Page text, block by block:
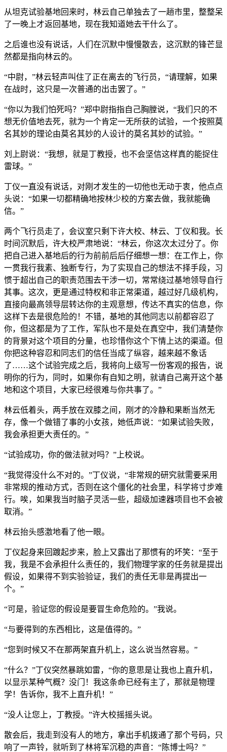
从坦克试验基地回来时，林云自己单独去了一趟市里，整整呆
了一晚上才返回基地，现在我知道她去干什么了。
之后谁也没有说话，人们在沉默中慢慢散去，这沉默的锋芒显
然都是指向林云的。
“中尉，”林云轻声叫住了正在离去的飞行员，“请理解，如果
在战时，这只是一次普通的出击罢了。”
“你以为我们怕死吗？”郑中尉指指自己胸膛说，“我们只的不
想无价值地去死，就为一个肯定一无所获的试验，一个按照莫
名其妙的理论由莫名其妙的人设计的莫名其妙的试验。”
刘上尉说：“我想，就是丁教授，也不会坚信这样真的能捉住
雷球。”
丁仪一直没有说话，对刚才发生的一切他也无动于衷，他点点
头说：“如果一切都精确地按林少校的方案去做，我就能确
信。”
两个飞行员走了，会议室只剩下许大校、林云、丁仪和我。长
时间沉默后，许大校严肃地说：“林云，你这次太过分了。你
把自己进入基地后的行为前前后后仔细想一想：在工作上，你
一贯我行我素、独断专行，为了实现自己的想法不择手段，习
惯于超出自己的职责范围去干涉一切，常常绕过基地领导自行
其事。这次，更是通过特权和非正常渠道，越过好几级机构，
直接向最高领导层转达你的主观意想，传达不真实的信息，你
这样下去是很危险的！不错，基地的其他同志以前都容忍了
你，但这都是为了工作，军队也不是处在真空中，我们清楚你
的背景对这个项目的分量，也珍惜你这个下情上达的渠道。但
你把这种容忍和同志们的信任当成了纵容，越来越不象话
了……这个试验完成之后，我将向上级写一份客观的报告，说
明你的行为，同时，如果你有自知之明，就请自己离开这个基
地和这个项目，大家已经很难与你共事了。”
林云低着头，两手放在双膝之间，刚才的冷静和果断当然无
存，像一个做错了事的小女孩，她低声说：“如果试验失败，
我会承担更大责任的。”
“试验成功，你的做法就对吗？”上校说。
“我觉得没什么不对的。”丁仪说，“非常规的研究就需要采用
非常规的推动方式，否则在这个僵化的社会里，科学将寸步难
行。唉，如果我当时脑子灵活一些，超级加速器项目也不会被
取消。”
林云抬头感激地看了他一眼。
丁仪起身来回踱起步来，脸上又露出了那惯有的坏笑：“至于
我，我是不会承担什么责任的，我们物理学家的任务就是提出
假设，如果得不到实验验证，我们的责任无非是再提出一
个。”
“可是，验证您的假设是要冒生命危险的。”我说。
“与要得到的东西相比，这是值得的。”
“您到时候又不在那两架直升机上，这么说当然容易。”
“什么？”丁仪突然暴跳如雷，“你的意思是让我也上直升机，
以显示某种气概？没门！我这条命已经有主了，那就是物理
学！告诉你，我不上直升机！”
“没人让您上，丁教授。”许大校摇摇头说。
散会后，我走到没有人的地方，拿出手机拨通了那个号码，只
响了一声铃，就听到了林将军沉稳的声音：“陈博士吗？”